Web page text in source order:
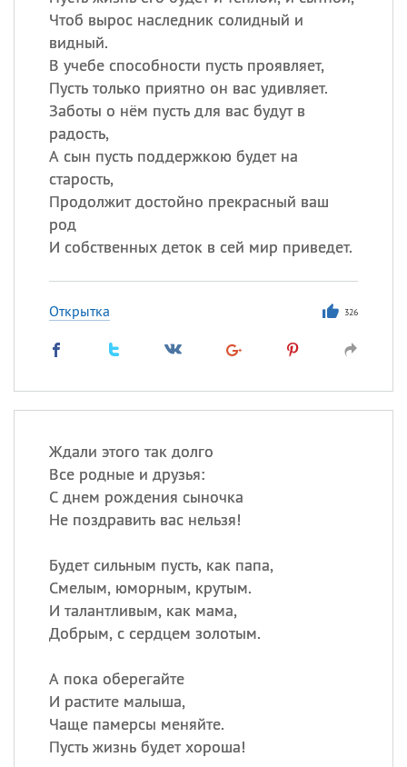
Чтоб вырос наследник солидный и
видный.
В учебе способности пусть проявляет,
Пусть только приятно он вас удивляет.
Заботы о нём пусть для вас будут в
радость,
А сын пусть поддержкою будет на
старость,
Продолжит достойно прекрасный ваш
род
И собственных деток в сей мир приведет.
Открытка 326
Ждали этого так долго
Все родные и друзья:
С днем рождения сыночка
Не поздравить вас нельзя!
Будет сильным пусть, как папа,
Смелым, юморным, крутым.
И талантливым, как мама,
Добрым, с сердцем золотым.
А пока оберегайте
И растите малыша,
Чаще памерсы меняйте.
Пусть жизнь будет хороша!
Сегодня празднуют именины
Александр,
Анна
происхождение